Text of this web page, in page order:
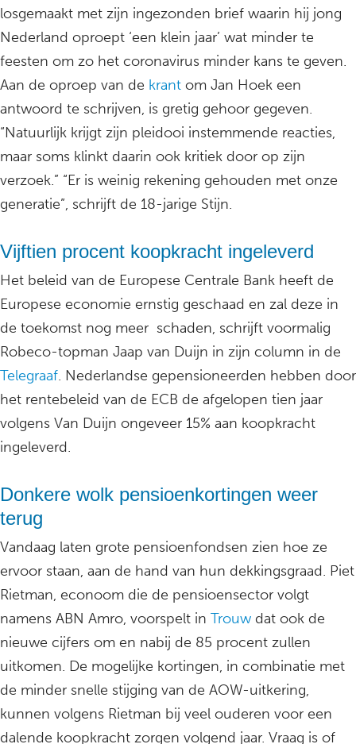
losgemaakt met zijn ingezonden brief waarin hij jong
Nederland oproept ‘een klein jaar’ wat minder te
feesten om zo het coronavirus minder kans te geven.
Aan de oproep van de krant om Jan Hoek een
antwoord te schrijven, is gretig gehoor gegeven.
“Natuurlijk krijgt zijn pleidooi instemmende reacties,
maar soms klinkt daarin ook kritiek door op zijn
verzoek.” “Er is weinig rekening gehouden met onze
generatie”, schrijft de 18-jarige Stijn.
Vijftien procent koopkracht ingeleverd
Het beleid van de Europese Centrale Bank heeft de
Europese economie ernstig geschaad en zal deze in
de toekomst nog meer schaden, schrijft voormalig
Robeco-topman Jaap van Duijn in zijn column in de
Telegraaf. Nederlandse gepensioneerden hebben door
het rentebeleid van de ECB de afgelopen tien jaar
volgens Van Duijn ongeveer 15% aan koopkracht
ingeleverd.
Donkere wolk pensioenkortingen weer
terug
Vandaag laten grote pensioenfondsen zien hoe ze
ervoor staan, aan de hand van hun dekkingsgraad. Piet
Rietman, econoom die de pensioensector volgt
namens ABN Amro, voorspelt in Trouw dat ook de
nieuwe cijfers om en nabij de 85 procent zullen
uitkomen. De mogelijke kortingen, in combinatie met
de minder snelle stijging van de AOW-uitkering,
kunnen volgens Rietman bij veel ouderen voor een
dalende koopkracht zorgen volgend jaar. Vraag is of